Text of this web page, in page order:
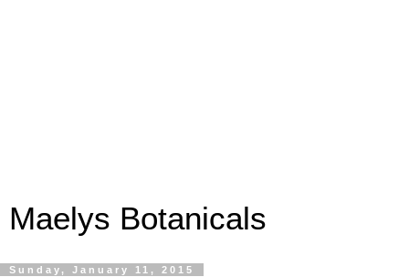
Maelys Botanicals
Sunday, January 11, 2015